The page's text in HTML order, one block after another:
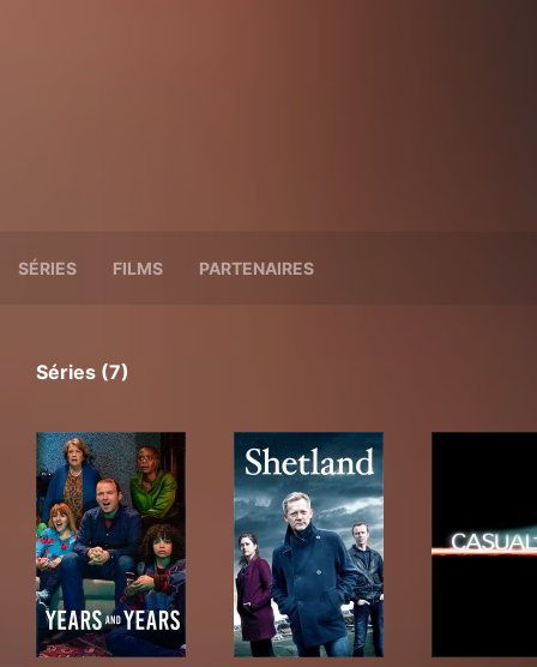
SÉRIES FILMS PARTENAIRES
Séries (7)